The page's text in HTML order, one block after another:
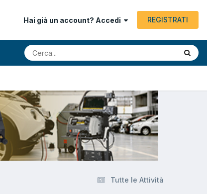
Hai già un account? Accedi REGISTRATI
Tutte le Attività